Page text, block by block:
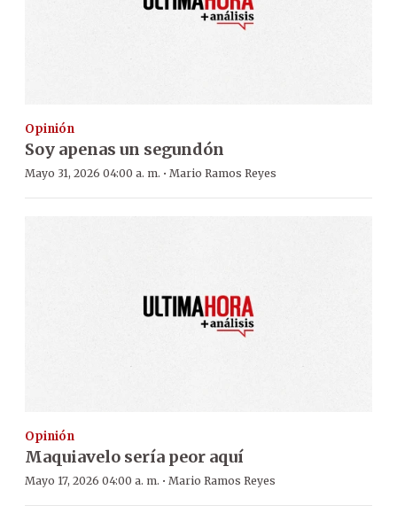
Opinión
Soy apenas un segundón
Mayo 31, 2026 04:00 a. m. · Mario Ramos Reyes
Opinión
Maquiavelo sería peor aquí
Mayo 17, 2026 04:00 a. m. · Mario Ramos Reyes